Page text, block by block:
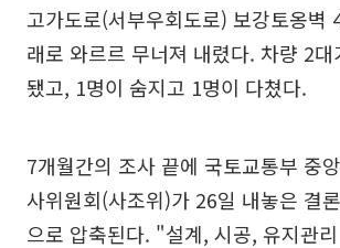
고가도로(서부우회도로) 보강토옹
래로 와르르 무너져 내렸다. 차량 2
됐고, 1명이 숨지고 1명이 다쳤다.
7개월간의 조사 끝에 국토교통부 중
사위원회(사조위)가 26일 내놓은 결
으로 압축된다. "설계, 시공, 유지관